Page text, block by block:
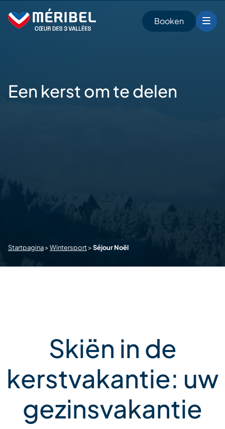
content
Booken
Een kerst om te delen
Startpagina>Wintersport>Séjour Noël
Skiën in de
kerstvakantie: uw
gezinsvakantie